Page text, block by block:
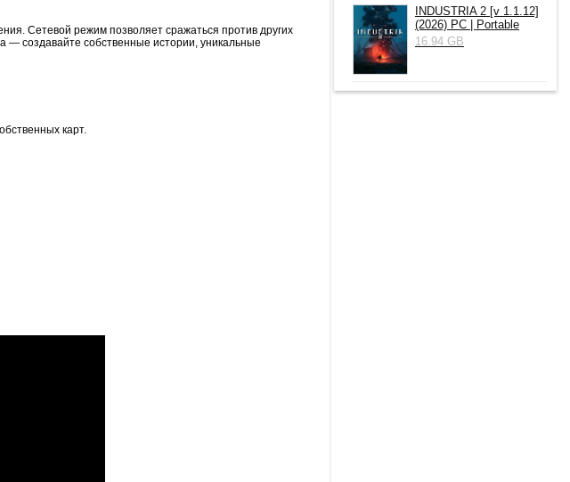
Сетевой режим позволяет сражаться против других
— создавайте собственные истории, уникальные
карт.
INDUSTRIA 2 [v 1.1.12]
(2026) РС | Portable
16.94 GB